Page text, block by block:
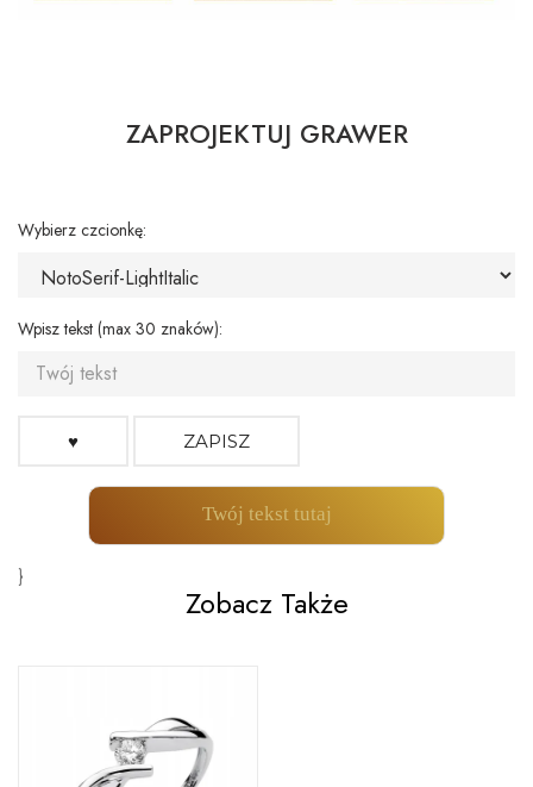
ZAPROJEKTUJ GRAWER
Wybierz czcionkę:
Wpisz tekst (max 30 znaków):
♥ ZAPISZ
Twój tekst tutaj
}
Zobacz Także